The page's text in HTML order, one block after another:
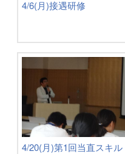
4/6(月)接遇研修
4/20(月)第1回当直スキル